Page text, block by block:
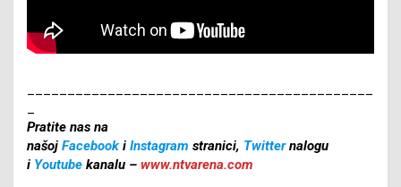
Pratite nas na
našoj Facebook i Instagram stranici, Twitternalogu
i Youtube kanalu – www.ntvarena.com